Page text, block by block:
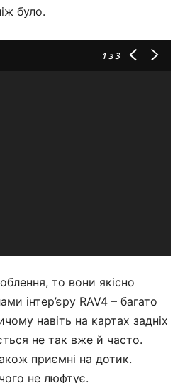
було.
1з 3
то вони якісно
інтер’єру RAV4 – багато
навіть на картах задніх
не так вже й часто.
приємні на дотик.
не люфтує.